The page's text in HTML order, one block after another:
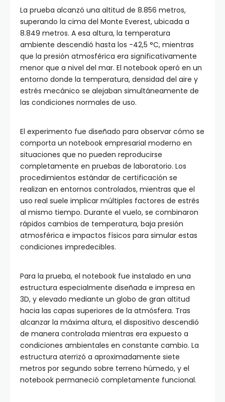
La prueba alcanzó una altitud de 8.856 metros,
superando la cima del Monte Everest, ubicada a
8.849 metros. A esa altura, la temperatura
ambiente descendió hasta los -42,5 °C, mientras
que la presión atmosférica era significativamente
menor que a nivel del mar. El notebook operó en un
entorno donde la temperatura, densidad del aire y
estrés mecánico se alejaban simultáneamente de
las condiciones normales de uso.
El experimento fue diseñado para observar cómo se
comporta un notebook empresarial moderno en
situaciones que no pueden reproducirse
completamente en pruebas de laboratorio. Los
procedimientos estándar de certificación se
realizan en entornos controlados, mientras que el
uso real suele implicar múltiples factores de estrés
al mismo tiempo. Durante el vuelo, se combinaron
rápidos cambios de temperatura, baja presión
atmosférica e impactos físicos para simular estas
condiciones impredecibles.
Para la prueba, el notebook fue instalado en una
estructura especialmente diseñada e impresa en
3D, y elevado mediante un globo de gran altitud
hacia las capas superiores de la atmósfera. Tras
alcanzar la máxima altura, el dispositivo descendió
de manera controlada mientras era expuesto a
condiciones ambientales en constante cambio. La
estructura aterrizó a aproximadamente siete
metros por segundo sobre terreno húmedo, y el
notebook permaneció completamente funcional.